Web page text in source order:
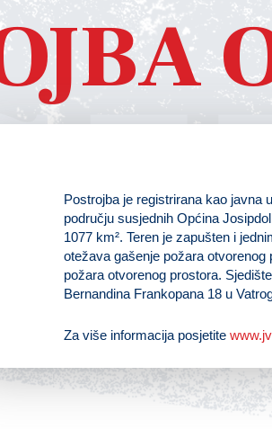
Postrojba je registrirana kao javna
području susjednih Općina
1077 km². Teren je zapušten i
otežava gašenje požara
požara otvorenog prostora.
Bernandina Frankopana 18 u
Za više informacija posjetite